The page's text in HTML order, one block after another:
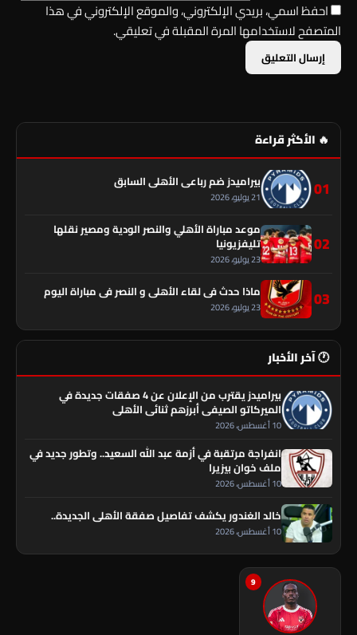
احفظ اسمي، بريدي الإلكتروني، والموقع الإلكتروني في هذا
المتصفح لاستخدامها المرة المقبلة في تعليقي.
🔥 الأكثر قراءة
01 بيراميدز ضم رباعي الأهلي السابق
21 يوليو، 2026
02
موعد مباراة الأهلي والنصر الودية ومصير نقلها
تليفزيونيا
23 يوليو، 2026
03 ماذا حدث في لقاء الأهلي و النصر فى مباراة اليوم
23 يوليو، 2026
🕐 آخر الأخبار
بيراميدز يقترب من الإعلان عن 4 صفقات جديدة في
الميركاتو الصيفي أبرزهم ثنائي الأهلي
10 أغسطس، 2026
انفراجة مرتقبة في أزمة عبد الله السعيد.. وتطور جديد في
ملف خوان بيزيرا
10 أغسطس، 2026
خالد الغندور يكشف تفاصيل صفقة الأهلي الجديدة..
10 أغسطس، 2026
9